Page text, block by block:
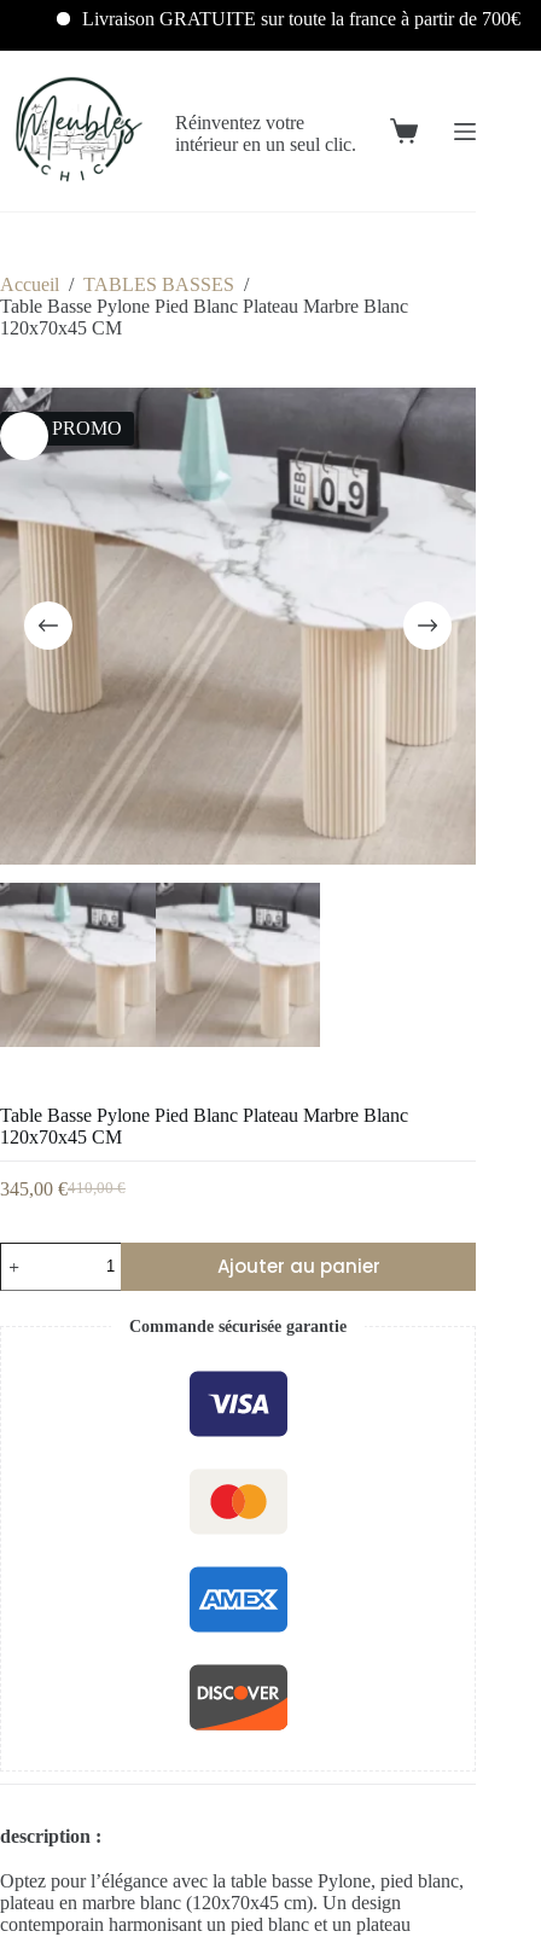
Livraison GRATUITE sur toute la france à partir de 700€
Réinventez votre
intérieur en un seul clic.
Accueil / TABLES BASSES /
Table Basse Pylone Pied Blanc Plateau Marbre Blanc
120x70x45 CM
16% PROMO
Table Basse Pylone Pied Blanc Plateau Marbre Blanc
120x70x45 CM
410,00€
345,00 €
Ajouter au panier
Commande sécurisée garantie
description :
Optez pour l’élégance avec la table basse Pylone, pied blanc,
plateau en marbre blanc (120x70x45 cm). Un design
contemporain harmonisant un pied blanc et un plateau